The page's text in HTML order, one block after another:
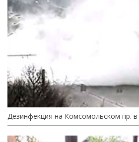
Дезинфекция на Комсомольском пр. в